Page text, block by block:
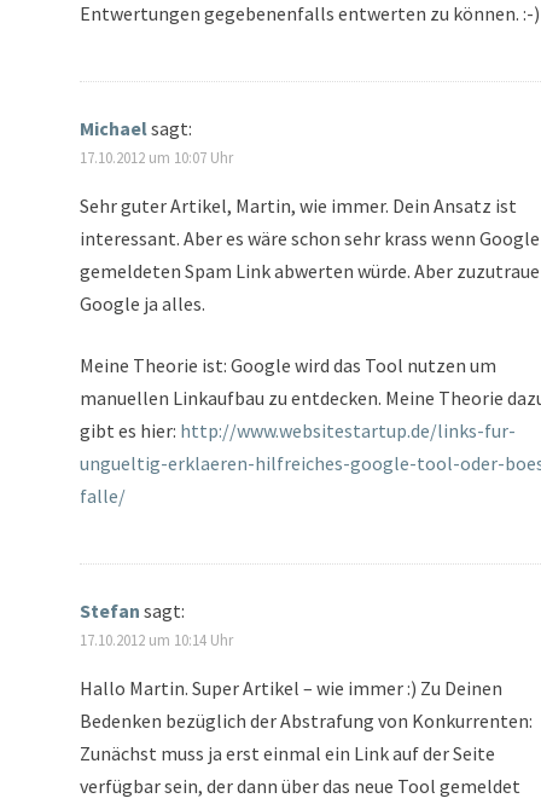
Entwertungen gegebenenfalls entwerten zu können. :-)
Michaelsagt:
17.10.2012 um 10:07 Uhr
Sehr guter Artikel, Martin, wie immer. Dein Ansatz ist
interessant. Aber es wäre schon sehr krass wenn
gemeldeten Spam Link abwerten würde. Aber
Google ja alles.
Meine Theorie ist: Google wird das Tool nutzen um
manuellen Linkaufbau zu entdecken. Meine Theorie
gibt es hier: http://www.websitestartup.de/links-fur-
ungueltig-erklaeren-hilfreiches-google-tool-oder-
falle/
Stefan sagt:
17.10.2012 um 10:14 Uhr
Hallo Martin. Super Artikel – wie immer :) Zu Deinen
Bedenken bezüglich der Abstrafung von Konkurrenten:
Zunächst muss ja erst einmal ein Link auf der Seite
verfügbar sein, der dann über das neue Tool gemeldet